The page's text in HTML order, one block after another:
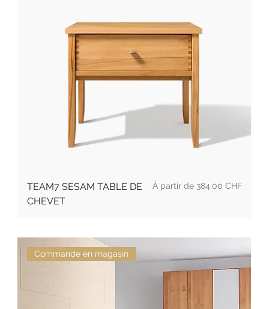
TEAM7 SESAM TABLE DE
CHEVET
À partir de 384.00 CHF
Prix promotionnel
Commande en magasin